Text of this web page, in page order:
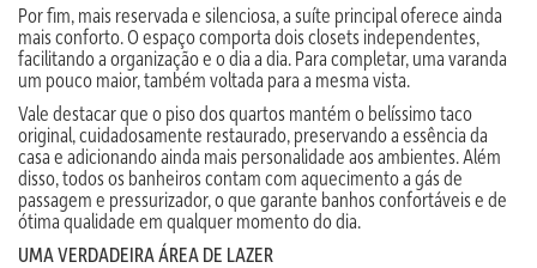
Por fim, mais reservada e silenciosa, a suíte principal oferece ainda
mais conforto. O espaço comporta dois closets independentes,
facilitando a organização e o dia a dia. Para completar, uma varanda
um pouco maior, também voltada para a mesma vista.
Vale destacar que o piso dos quartos mantém o belíssimo taco
original, cuidadosamente restaurado, preservando a essência da
casa e adicionando ainda mais personalidade aos ambientes. Além
disso, todos os banheiros contam com aquecimento a gás de
passagem e pressurizador, o que garante banhos confortáveis e de
ótima qualidade em qualquer momento do dia.
UMA VERDADEIRA ÁREA DE LAZER